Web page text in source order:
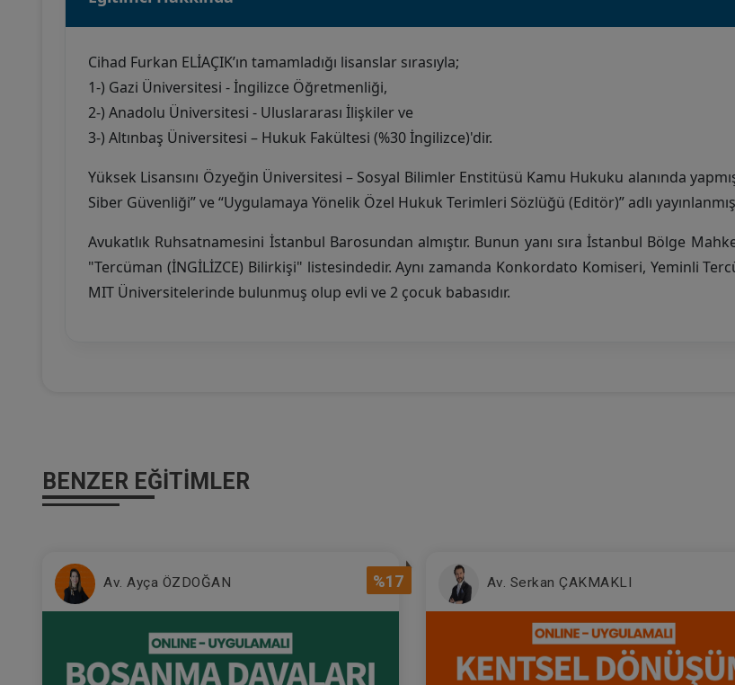
Cihad Furkan ELİAÇIK’ın tamamladığı lisanslar sırasıyla;
1-) Gazi Üniversitesi - İngilizce Öğretmenliği,
2-) Anadolu Üniversitesi - Uluslararası İlişkiler ve
3-) Altınbaş Üniversitesi – Hukuk Fakültesi (%30 İngilizce)'dir.
Yüksek Lisansını Özyeğin Üniversitesi – Sosyal Bilimler Enstitüsü Kamu Hukuku alanında
Siber Güvenliği” ve “Uygulamaya Yönelik Özel Hukuk Terimleri Sözlüğü (Editör)” adlı
Avukatlık Ruhsatnamesini İstanbul Barosundan almıştır. Bunun yanı sıra İstanbul Bölge
"Tercüman (İNGİLİZCE) Bilirkişi" listesindedir. Aynı zamanda Konkordato Komiseri, Yeminli
MIT Üniversitelerinde bulunmuş olup evli ve 2 çocuk babasıdır.
BENZER EĞITIMLER
%17
Av. Ayça ÖZDOĞAN Av. Serkan ÇAKMAKLI